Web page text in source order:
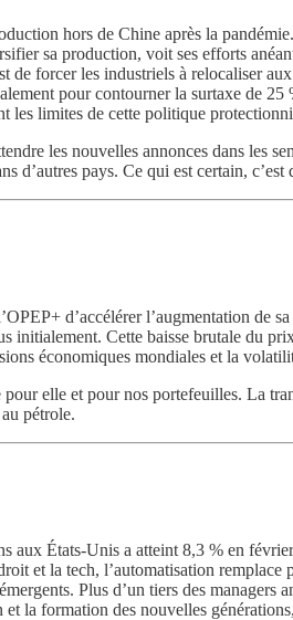
hors de Chine après la
sa production, voit ses efforts
forcer les industriels à relocaliser
pour contourner la surtaxe de
les limites de cette politique
les nouvelles annonces dans les
pays. Ce qui est certain,
d’accélérer l’augmentation de
Cette baisse brutale du
économiques mondiales et la
elle et pour nos portefeuilles. La
pétrole.
aux États-Unis a atteint 8,3 % en
et la tech, l’automatisation
Plus d’un tiers des managers
la formation des nouvelles